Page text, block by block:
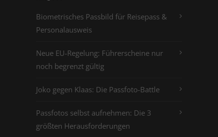
Biometrisches Passbild für Reisepass &
Personalausweis
Neue EU-Regelung: Führerscheine nur
noch begrenzt gültig
Joko gegen Klaas: Die Passfoto-Battle
Passfotos selbst aufnehmen: Die 3
größten Herausforderungen